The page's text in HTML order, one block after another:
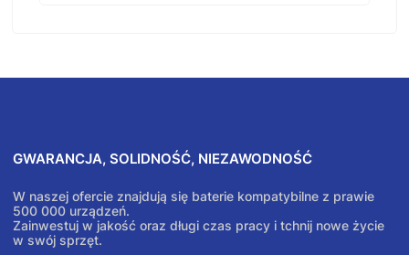
GWARANCJA, SOLIDNOŚĆ, NIEZAWODNOŚĆ
W naszej ofercie znajdują się baterie kompatybilne z prawie
500 000 urządzeń.
Zainwestuj w jakość oraz długi czas pracy i tchnij nowe życie
w swój sprzęt.